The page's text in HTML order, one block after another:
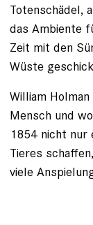
Totenschädel,
das Ambiente
Zeit mit den
Wüste
William
Mensch und
1854 nicht nur
Tieres
viele